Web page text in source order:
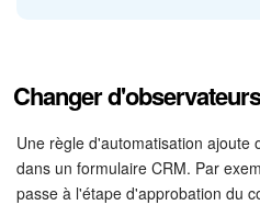
Widget de l'employé
Téléphonie
l'étape « Nouvelle transaction ».
client et le type de commande
Changer d'observateurs
Une règle d'automatisation ajoute
dans un formulaire CRM. Par
passe à l'étape d'approbation du